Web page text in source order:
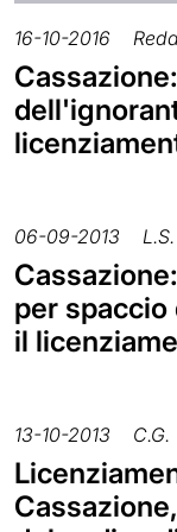
16-10-2016
06-09-2013 L.S.
per
il
13-10-2013 C.G.